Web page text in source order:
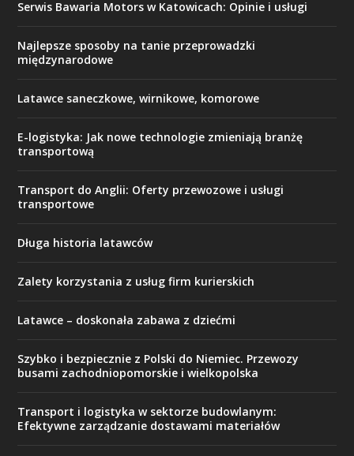
Serwis Bawaria Motors w Katowicach: Opinie i usługi
Najlepsze sposoby na tanie przeprowadzki
międzynarodowe
Latawce saneczkowe, wirnikowe, komorowe
E-logistyka: Jak nowe technologie zmieniają branżę
transportową
Transport do Anglii: Oferty przewozowe i usługi
transportowe
Długa historia latawców
Zalety korzystania z usług firm kurierskich
Latawce – doskonała zabawa z dziećmi
Szybko i bezpiecznie z Polski do Niemiec. Przewozy
busami zachodniopomorskie i wielkopolska
Transport i logistyka w sektorze budowlanym:
Efektywne zarządzanie dostawami materiałów